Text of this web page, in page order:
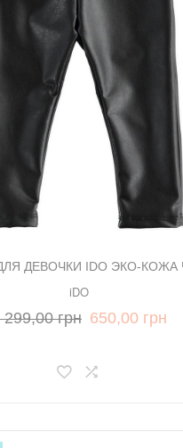
ДЕВОЧКИ IDO ЭКО-КОЖА
iDO
299,00 грн 650,00 грн